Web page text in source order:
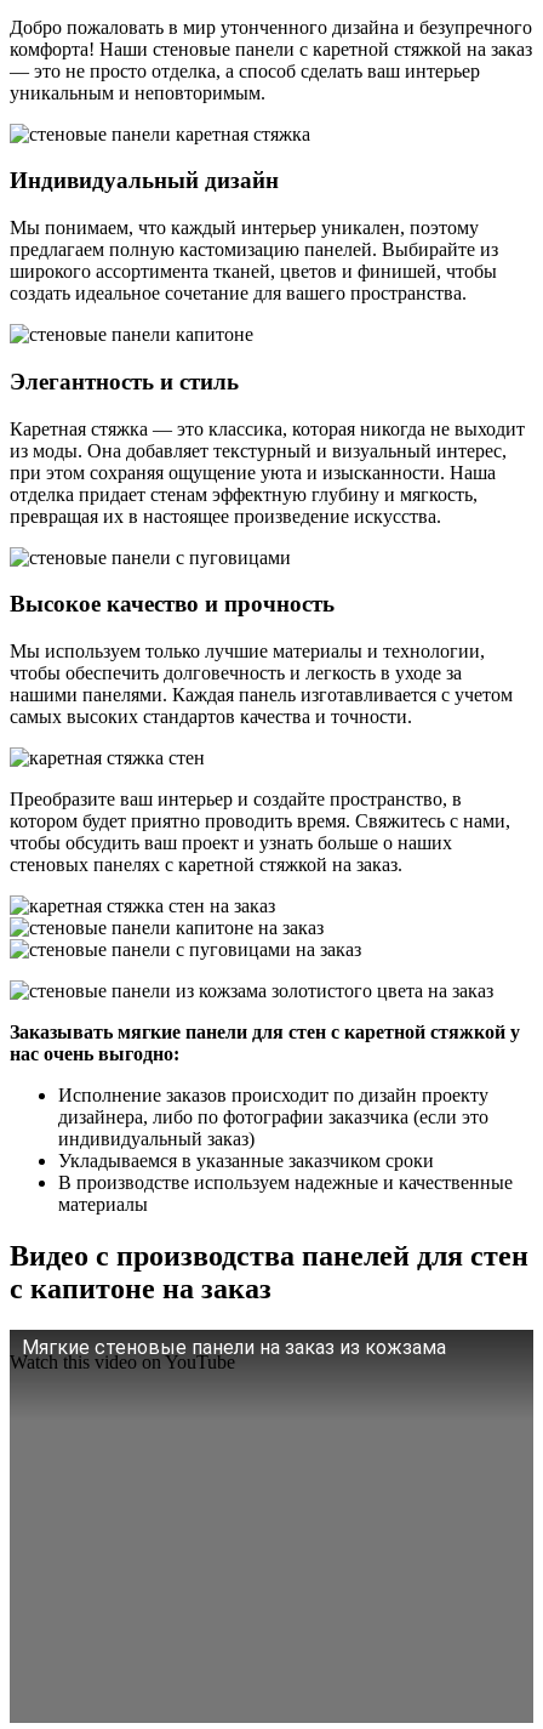
Добро пожаловать в мир утонченного дизайна и безупречного
комфорта! Наши стеновые панели с каретной стяжкой на заказ
— это не просто отделка, а способ сделать ваш интерьер
уникальным и неповторимым.
Индивидуальный дизайн
Мы понимаем, что каждый интерьер уникален, поэтому
предлагаем полную кастомизацию панелей. Выбирайте из
широкого ассортимента тканей, цветов и финишей, чтобы
создать идеальное сочетание для вашего пространства.
Элегантность и стиль
Каретная стяжка — это классика, которая никогда не выходит
из моды. Она добавляет текстурный и визуальный интерес,
при этом сохраняя ощущение уюта и изысканности. Наша
отделка придает стенам эффектную глубину и мягкость,
превращая их в настоящее произведение искусства.
Высокое качество и прочность
Мы используем только лучшие материалы и технологии,
чтобы обеспечить долговечность и легкость в уходе за
нашими панелями. Каждая панель изготавливается с учетом
самых высоких стандартов качества и точности.
Преобразите ваш интерьер и создайте пространство, в
котором будет приятно проводить время. Свяжитесь с нами,
чтобы обсудить ваш проект и узнать больше о наших
стеновых панелях с каретной стяжкой на заказ.
Заказывать мягкие панели для стен с каретной стяжкой у
нас очень выгодно:
Исполнение заказов происходит по дизайн проекту
дизайнера, либо по фотографии заказчика (если это
индивидуальный заказ)
Укладываемся в указанные заказчиком сроки
В производстве используем надежные и качественные
материалы
Видео с производства панелей для стен
с капитоне на заказ
Мягкие стеновые панели на заказ из кожзама
Watch this video on YouTube